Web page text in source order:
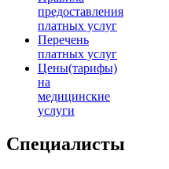
предоставления
платных услуг
Перечень
платных услуг
Цены(тарифы)
на
медицинские
услуги
Специалисты